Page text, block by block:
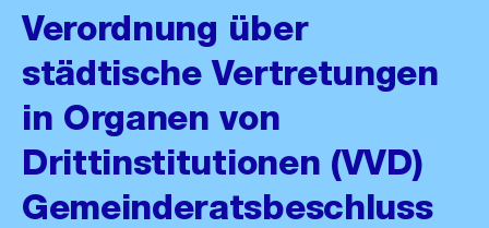
Verordnung über
städtische Vertretungen
in Organen von
Drittinstitutionen (VVD)
Gemeinderatsbeschluss